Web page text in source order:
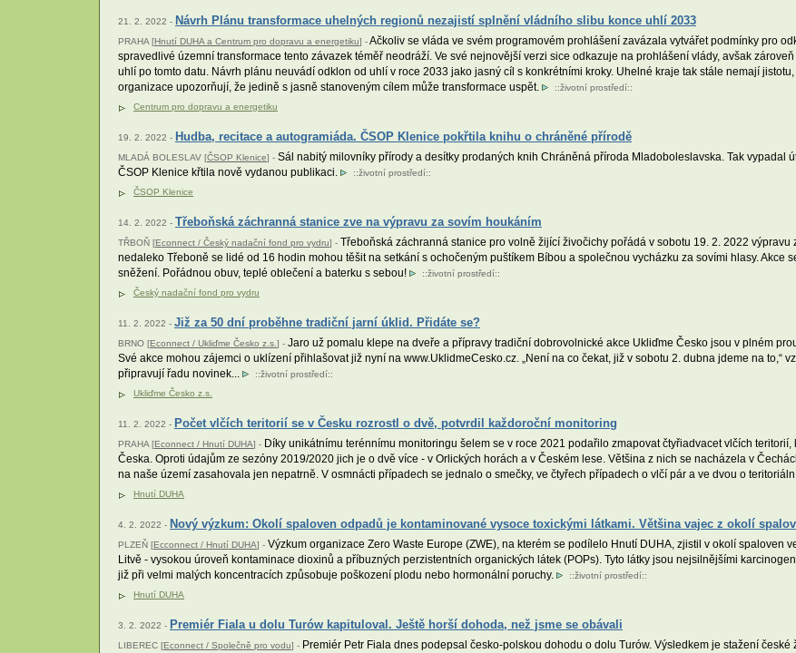
21. 2. 2022 - Návrh Plánu transformace uhelných regionů nezajistí splnění vládního slibu konce uhlí 2033
PRAHA [Hnutí DUHA a Centrum pro dopravu a energetiku] -Ačkoliv se vláda ve svém programovém prohlášení zavázala vytvářet podmínky pro
spravedlivé územní transformace tento závazek téměř neodráží. Ve své nejnovější verzi sice odkazuje na prohlášení vlády, avšak
uhlí po tomto datu. Návrh plánu neuvádí odklon od uhlí v roce 2033 jako jasný cíl s konkrétními kroky. Uhelné kraje tak stále nemají
organizace upozorňují, že jedině s jasně stanoveným cílem může transformace uspět.
::životní prostředí::
Centrum pro dopravu a energetiku
19. 2. 2022 - Hudba, recitace a autogramiáda. ČSOP Klenice pokřtila knihu o chráněné přírodě
MLADÁ BOLESLAV [ČSOP Klenice] - Sál nabitý milovníky přírody a desítky prodaných knih Chráněná příroda Mladoboleslavska. Tak vypadal
ČSOP Klenice křtila nově vydanou publikaci.
::životní prostředí::
ČSOP Klenice
14. 2. 2022 - Třeboňská záchranná stanice zve na výpravu za sovím houkáním
TŘBOŇ [Econnect / Český nadační fond pro vydru] - Třeboňská záchranná stanice pro volně žijící živočichy pořádá v sobotu 19. 2. 2022 výpravu
nedaleko Třeboně se lidé od 16 hodin mohou těšit na setkání s ochočeným puštíkem Bíbou a společnou vycházku za sovími hlasy. Akce
sněžení. Pořádnou obuv, teplé oblečení a baterku s sebou!
::životní prostředí::
Český nadační fond pro vydru
11. 2. 2022 - Již za 50 dní proběhne tradiční jarní úklid. Přidáte se?
BRNO [Econnect / Ukliďme Česko z.s. ] - Jaro už pomalu klepe na dveře a přípravy tradiční dobrovolnické akce Ukliďme Česko jsou v plném
Své akce mohou zájemci o uklízení přihlašovat již nyní na www.UklidmeCesko.cz. „Není na co čekat, již v sobotu 2. dubna jdeme na to,“
připravují řadu novinek...
::životní prostředí::
Ukliďme Česko z.s.
11. 2. 2022 - Počet vlčích teritorií se v Česku rozrostl o dvě, potvrdil každoroční monitoring
PRAHA [Econnect / Hnutí DUHA] - Díky unikátnímu terénnímu monitoringu šelem se v roce 2021 podařilo zmapovat čtyřiadvacet vlčích
Česka. Oproti údajům ze sezóny 2019/2020 jich je o dvě více - v Orlických horách a v Českém lese. Většina z nich se nacházela v
na naše území zasahovala jen nepatrně. V osmnácti případech se jednalo o smečky, ve čtyřech případech o vlčí pár a ve dvou o
Hnutí DUHA
4. 2. 2022 - Nový výzkum: Okolí spaloven odpadů je kontaminované vysoce toxickými látkami. Většina vajec z okolí
PLZEŇ [Ecconnect / Hnutí DUHA] - Výzkum organizace Zero Waste Europe (ZWE), na kterém se podílelo Hnutí DUHA, zjistil v okolí spaloven
Litvě - vysokou úroveň kontaminace dioxinů a příbuzných perzistentních organických látek (POPs). Tyto látky jsou nejsilnějšími
již při velmi malých koncentracích způsobuje poškození plodu nebo hormonální poruchy.
::životní prostředí::
Hnutí DUHA
3. 2. 2022 - Premiér Fiala u dolu Turów kapituloval. Ještě horší dohoda, než jsme se obávali
LIBEREC [Econnect / Společně pro vodu] - Premiér Petr Fiala dnes podepsal česko-polskou dohodu o dolu Turów. Výsledkem je stažení